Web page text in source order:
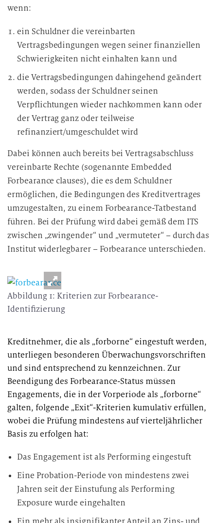
wenn:
ein Schuldner die vereinbarten
Vertragsbedingungen wegen seiner finanziellen
Schwierigkeiten nicht einhalten kann und
die Vertragsbedingungen dahingehend geändert
werden, sodass der Schuldner seinen
Verpflichtungen wieder nachkommen kann oder
der Vertrag ganz oder teilweise
refinanziert/umgeschuldet wird
Dabei können auch bereits bei Vertragsabschluss
vereinbarte Rechte (sogenannte Embedded
Forbearance clauses), die es dem Schuldner
ermöglichen, die Bedingungen des Kreditvertrages
umzugestalten, zu einem Forbearance-Tatbestand
führen. Bei der Prüfung wird dabei gemäß dem ITS
zwischen „zwingender“ und „vermuteter“ – durch das
Institut widerlegbarer – Forbearance unterschieden.
Abbildung 1: Kriterien zur Forbearance-
Identifizierung
Kreditnehmer, die als „forborne“ eingestuft werden,
unterliegen besonderen Überwachungsvorschriften
und sind entsprechend zu kennzeichnen. Zur
Beendigung des Forbearance-Status müssen
Engagements, die in der Vorperiode als „forborne“
galten, folgende „Exit“-Kriterien kumulativ erfüllen,
wobei die Prüfung mindestens auf vierteljährlicher
Basis zu erfolgen hat:
Das Engagement ist als Performing eingestuft
Eine Probation-Periode von mindestens zwei
Jahren seit der Einstufung als Performing
Exposure wurde eingehalten